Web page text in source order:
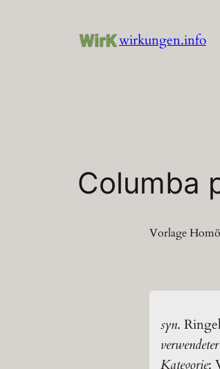
wirkungen.info
Columba
Vorlage
syn.
Kategorie: